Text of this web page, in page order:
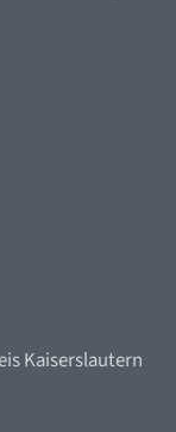
Kaiserslautern